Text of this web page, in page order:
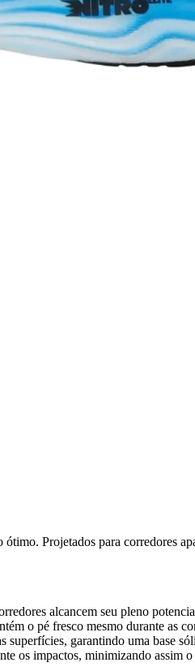
Projetados para corredores
alcancem seu pleno
o pé fresco mesmo durante as
garantindo uma base
os impactos, minimizando assim